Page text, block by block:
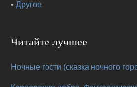
•Другое
Читайте лучшее
Ночные гости (сказка ночного